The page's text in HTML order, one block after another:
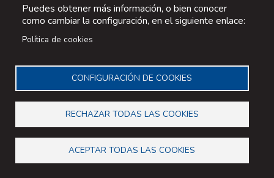
Puedes obtener más información, o bien conocer
como cambiar la configuración, en el siguiente enlace:
Política de cookies
CONFIGURACIÓN DE COOKIES
RECHAZAR TODAS LAS COOKIES
ACEPTAR TODAS LAS COOKIES